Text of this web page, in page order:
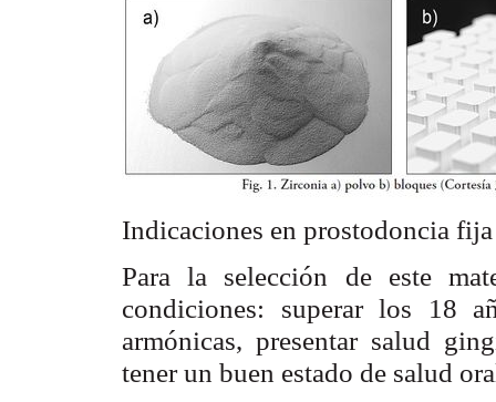
Indicaciones en prostodoncia fija
Para la selección de este
condiciones: superar los 18
armónicas, presentar salud
tener un buen estado de salud